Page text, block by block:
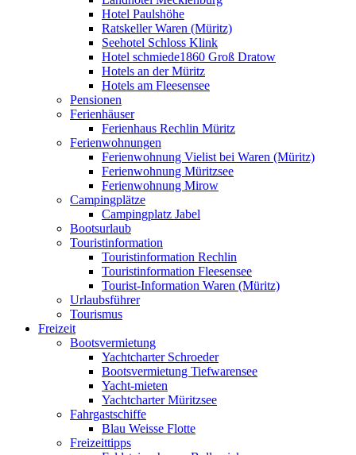
Hotel Paulshöhe
Ratskeller Waren (Müritz)
Seehotel Schloss Klink
Hotel schmiede1860 Groß Dratow
Hotels an der Müritz
Hotels am Fleesensee
Pensionen
Ferienhäuser
Ferienhaus Rechlin Müritz
Ferienwohnungen
Ferienwohnung Vielist bei Waren (Müritz)
Ferienwohnung Müritzsee
Ferienwohnung Mirow
Campingplätze
Campingplatz Jabel
Bootsurlaub
Touristinformation
Touristinformation Rechlin
Touristinformation Fleesensee
Tourist-Information Waren (Müritz)
Urlaubsführer
Tourismus
Freizeit
Bootsvermietung
Yachtcharter Schroeder
Bootsvermietung Tiefwarensee
Yacht-mieten
Yachtcharter Müritzsee
Fahrgastschiffe
Blau Weisse Flotte
Freizeittipps